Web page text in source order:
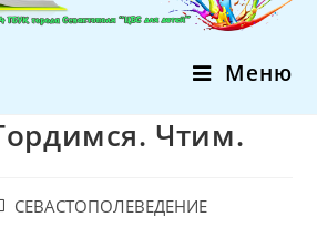
Меню
Чтим.
СЕВАСТОПОЛЕВЕДЕНИЕ